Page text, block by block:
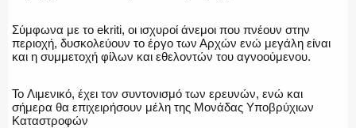
ΛΙΜΕΝΙΚΟ
Σύμφωνα με το ekriti, οι ισχυροί άνεμοι που πνέουν στην
περιοχή, δυσκολεύουν το έργο των Αρχών ενώ μεγάλη είναι
και η συμμετοχή φίλων και εθελοντών του αγνοούμενου.
Το Λιμενικό, έχει τον συντονισμό των ερευνών, ενώ και
σήμερα θα επιχειρήσουν μέλη της Μονάδας Υποβρύχιων
Καταστροφών